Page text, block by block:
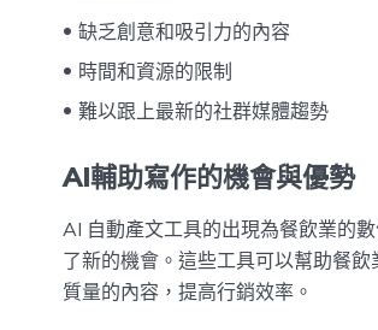
缺乏創意和吸引力的內容
時間和資源的限制
難以跟上最新的社群媒體趨勢
AI輔助寫作的機會與優勢
AI 自動產文工具的出現為餐飲業的
了新的機會。這些工具可以幫助餐飲
質量的內容，提高行銷效率。